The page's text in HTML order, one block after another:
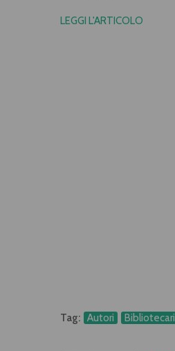
LEGGI L'ARTICOLO
Tag: Autori Bibliotecari